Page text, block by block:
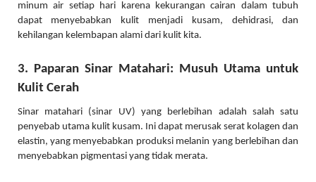
minum air setiap hari karena kekurangan cairan dalam tubuh
dapat menyebabkan kulit menjadi kusam, dehidrasi, dan
kehilangan kelembapan alami dari kulit kita.
3. Paparan Sinar Matahari: Musuh Utama untuk
Kulit Cerah
Sinar matahari (sinar UV) yang berlebihan adalah salah satu
penyebab utama kulit kusam. Ini dapat merusak serat kolagen dan
elastin, yang menyebabkan produksi melanin yang berlebihan dan
menyebabkan pigmentasi yang tidak merata.